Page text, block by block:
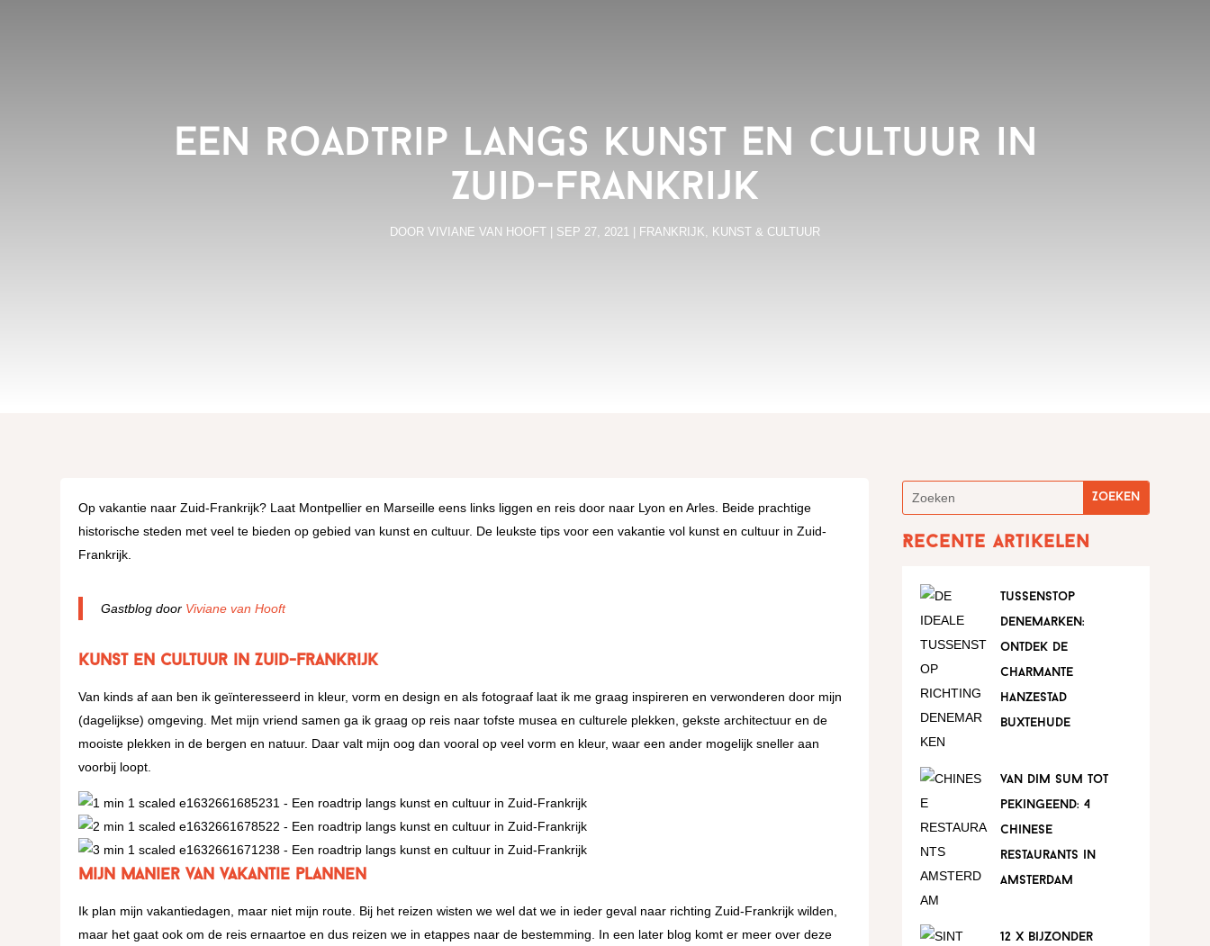
Een roadtrip langs kunst en cultuur in
Zuid-Frankrijk
DOOR VIVIANE VAN HOOFT SEP 27, 2021 FRANKRIJK, KUNST & CULTUUR
Op vakantie naar Zuid-Frankrijk? Laat Montpellier en Marseille eens links liggen en reis door naar Lyon en Arles. Beide prachtige
historische steden met veel te bieden op gebied van kunst en cultuur. De leukste tips voor een vakantie vol kunst en cultuur in Zuid-
Frankrijk.
Gastblog door Viviane van Hooft
Kunst en cultuur in Zuid-Frankrijk
Van kinds af aan ben ik geïnteresseerd in kleur, vorm en design en als fotograaf laat ik me graag inspireren en verwonderen door mijn
(dagelijkse) omgeving. Met mijn vriend samen ga ik graag op reis naar tofste musea en culturele plekken, gekste architectuur en de
mooiste plekken in de bergen en natuur. Daar valt mijn oog dan vooral op veel vorm en kleur, waar een ander mogelijk sneller aan
voorbij loopt.
Mijn manier van vakantie plannen
Ik plan mijn vakantiedagen, maar niet mijn route. Bij het reizen wisten we wel dat we in ieder geval naar richting Zuid-Frankrijk wilden,
maar het gaat ook om de reis ernaartoe en dus reizen we in etappes naar de bestemming. In een later blog komt er meer over deze
Recente artikelen
tussenstop
denemarken:
ontdek de
charmante
hanzestad
buxtehude
van dim sum tot
pekingeend: 4
chinese
restaurants in
amsterdam
12 x bijzonder